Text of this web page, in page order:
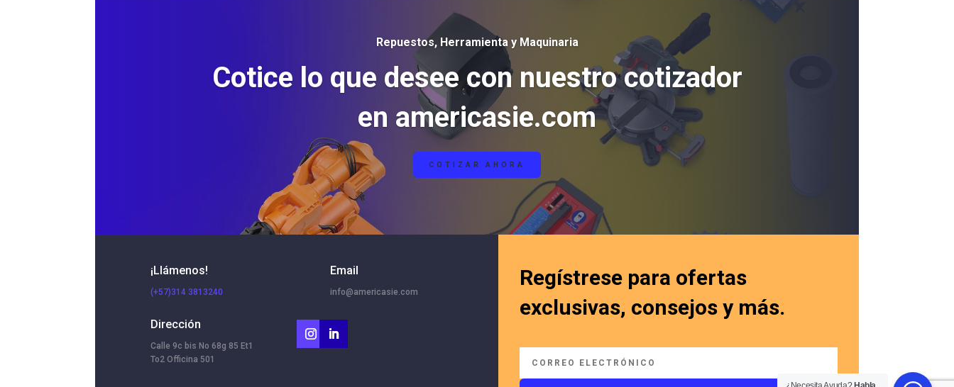
Repuestos, Herramienta y Maquinaria
Cotice lo que desee con nuestro cotizador
en americasie.com
COTIZAR AHORA
¡Llámenos!
(+57)314 3813240
Dirección
Calle 9c bis No 68g 85 Et1
To2 Officina 501
Email
info@americasie.com
Regístrese para ofertas
exclusivas, consejos y más.